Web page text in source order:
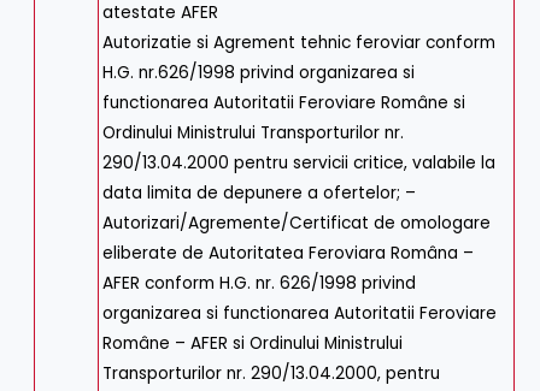
atestate AFER
Autorizatie si Agrement tehnic feroviar conform
H.G. nr.626/1998 privind organizarea si
functionarea Autoritatii Feroviare Române si
Ordinului Ministrului Transporturilor nr.
290/13.04.2000 pentru servicii critice, valabile la
data limita de depunere a ofertelor; –
Autorizari/Agremente/Certificat de omologare
eliberate de Autoritatea Feroviara Româna –
AFER conform H.G. nr. 626/1998 privind
organizarea si functionarea Autoritatii Feroviare
Române – AFER si Ordinului Ministrului
Transporturilor nr. 290/13.04.2000, pentru